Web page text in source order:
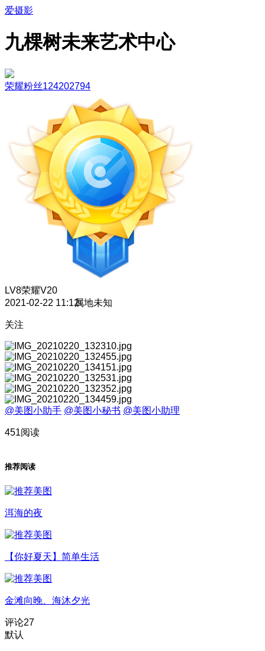
爱摄影
九棵树未来艺术中心
荣耀粉丝124202794
LV8荣耀V20
2021-02-22 11:12属地未知
关注
@美图小助手 @美图小秘书 @美图小助理
451阅读
推荐阅读
洱海的夜
【你好夏天】简单生活
金滩向晚、海沐夕光
评论27
默认